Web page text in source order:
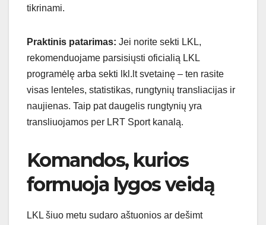
tikrinami.
Praktinis patarimas: Jei norite sekti LKL,
rekomenduojame parsisiųsti oficialią LKL
programėlę arba sekti lkl.lt svetainę – ten rasite
visas lenteles, statistikas, rungtynių transliacijas ir
naujienas. Taip pat daugelis rungtynių yra
transliuojamos per LRT Sport kanalą.
Komandos, kurios
formuoja lygos veidą
LKL šiuo metu sudaro aštuonios ar dešimt